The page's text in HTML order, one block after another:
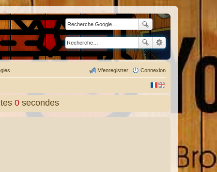
Connexion
M’enregistrer
1 secondes